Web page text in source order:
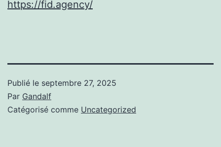
https://fid.agency/
Publié le septembre 27, 2025
Par Gandalf
Catégorisé comme Uncategorized